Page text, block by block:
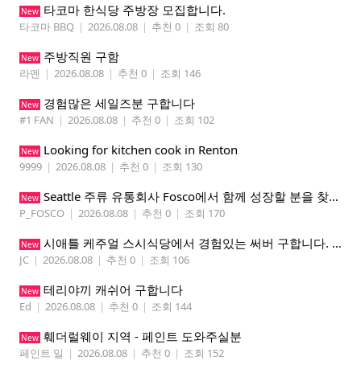
New 타코마 한식당 주방장 모집합니다.
타코마 BBQ | 2026.08.08 | 추천 0 | 조회 80
New 주방직원 구함
라멘 | 2026.08.08 | 추천 0 | 조회 146
New 경험많은 세일즈분 구합니다
#1 FAN | 2026.08.08 | 추천 0 | 조회 102
New Looking for kitchen cook in Renton
9999 | 2026.08.08 | 추천 0 | 조회 130
New Seattle 주류 유통회사 Fosco에서 함께 성장할 분을 찾습니다
P_FOSCO | 2026.08.08 | 추천 0 | 조회 170
New 시애틀 케주얼 스시식당에서 경험있는 써버 구합니다. 팁 200 이상
JC | 2026.08.08 | 추천 0 | 조회 106
New 테리야끼 캐쉬어 구합니다
Ed | 2026.08.08 | 추천 0 | 조회 144
New 훼더럴웨이 지역 - 페인트 도와주실분
페인트 일 | 2026.08.08 | 추천 0 | 조회 152